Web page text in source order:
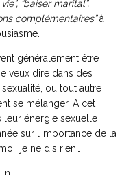
“baiser marital”,
complémentaires”à
généralement être
veux dire dans des
ou tout autre
se mélanger. A cet
leur énergie sexuelle
sur l’importance de la
je ne dis rien…